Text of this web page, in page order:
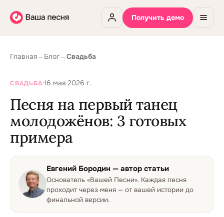
Получить демо
Главная→ Блог→Свадьба
СВАДЬБА·16 мая 2026 г.
Песня на первый танец
молодожёнов: 3 готовых
примера
Евгений Бородин — автор статьи
Основатель «Вашей Песни». Каждая песня
проходит через меня — от вашей истории до
финальной версии.